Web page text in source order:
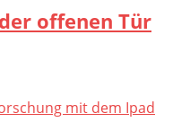
offenen Tür